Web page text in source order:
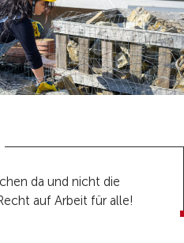
da und nicht die
auf Arbeit für alle!